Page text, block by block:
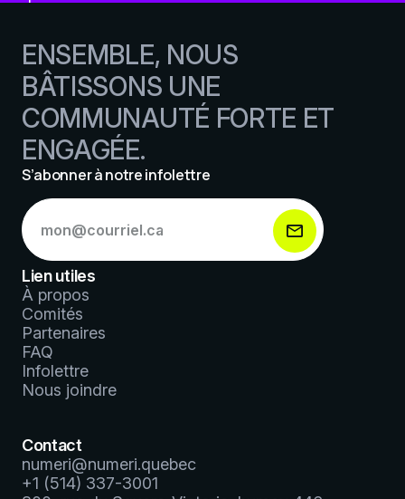
ENSEMBLE, NOUS
BÂTISSONS UNE
COMMUNAUTÉ FORTE ET
ENGAGÉE.
S’abonner à notre infolettre
S’abonner
à
notre
infolettre
*
Lien utiles
À propos
Comités
Partenaires
FAQ
Infolettre
Nous joindre
Contact
numeri@numeri.quebec
+1 (514) 337-3001